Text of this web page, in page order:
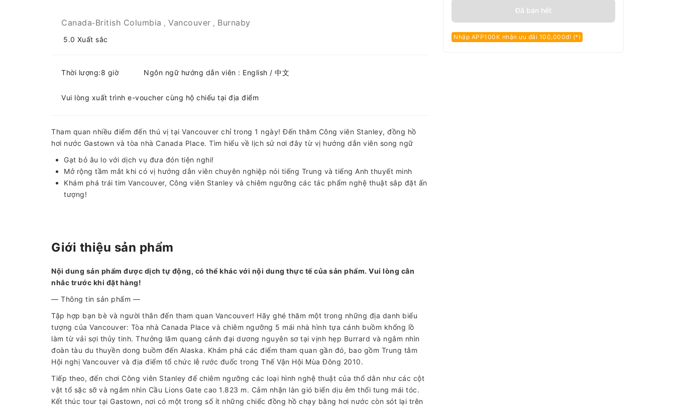
Canada-British Columbia , Vancouver , Burnaby
5.0 Xuất sắc
Thời lượng:8 giờ Ngôn ngữ hướng dẫn viên : English / 中文
Vui lòng xuất trình e-voucher cùng hộ chiếu tại địa điểm
Tham quan nhiều điểm đến thú vị tại Vancouver chỉ trong 1 ngày! Đến thăm Công viên Stanley, đồng hồ
hơi nước Gastown và tòa nhà Canada Place. Tìm hiểu về lịch sử nơi đây từ vị hướng dẫn viên song ngữ
Gạt bỏ âu lo với dịch vụ đưa đón tiện nghi!
Mở rộng tầm mắt khi có vị hướng dẫn viên chuyên nghiệp nói tiếng Trung và tiếng Anh thuyết minh
Khám phá trái tim Vancouver, Công viên Stanley và chiêm ngưỡng các tác phẩm nghệ thuật sắp đặt ấn
tượng!
Đã bán hết
Nhập APP100K nhận ưu đãi 100,000đ! (*)
Giới thiệu sản phẩm
Nội dung sản phẩm được dịch tự động, có thể khác với nội dung thực tế của sản phẩm. Vui lòng cân
nhắc trước khi đặt hàng!
— Thông tin sản phẩm —
Tập hợp bạn bè và người thân đến tham quan Vancouver! Hãy ghé thăm một trong những địa danh biểu
tượng của Vancouver: Tòa nhà Canada Place và chiêm ngưỡng 5 mái nhà hình tựa cánh buồm khổng lồ
làm từ vải sợi thủy tinh. Thưởng lãm quang cảnh đại dương nguyên sơ tại vịnh hẹp Burrard và ngắm nhìn
đoàn tàu du thuyền dong buồm đến Alaska. Khám phá các điểm tham quan gần đó, bao gồm Trung tâm
Hội nghị Vancouver và địa điểm tổ chức lễ rước đuốc trong Thế Vận Hội Mùa Đông 2010.
Tiếp theo, đến chơi Công viên Stanley để chiêm ngưỡng các loại hình nghệ thuật của thổ dân như các cột
vật tổ sặc sỡ và ngắm nhìn Cầu Lions Gate cao 1.823 m. Cảm nhận làn gió biển dịu êm thổi tung mái tóc.
Kết thúc tour tại Gastown, nơi có một trong số ít những chiếc đồng hồ chạy bằng hơi nước còn sót lại trên